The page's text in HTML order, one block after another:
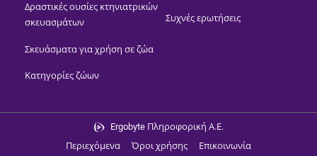
Δραστικές ουσίες κτηνιατρικών
σκευασμάτων
Σκευάσματα για χρήση σε ζώα
Κατηγορίες ζώων
Συχνές ερωτήσεις
Ergobyte Πληροφορική Α.Ε.
Περιεχόμενα
Όροι χρήσης Επικοινωνία